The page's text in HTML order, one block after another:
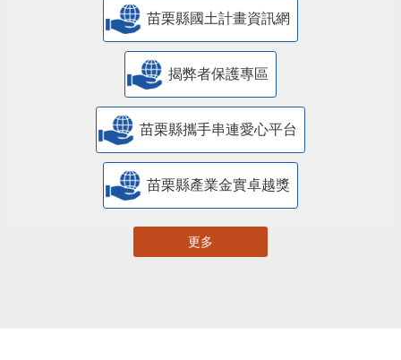
苗栗縣國土計畫資訊網
揭弊者保護專區
苗栗縣攜手串連愛心平台
苗栗縣產業金實卓越獎
更多